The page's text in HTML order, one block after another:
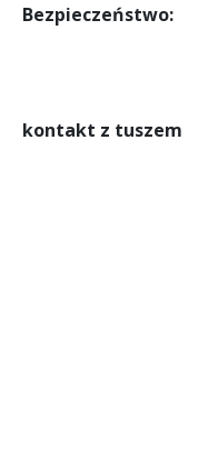
Bezpieczeństwo:
kontakt z tuszem